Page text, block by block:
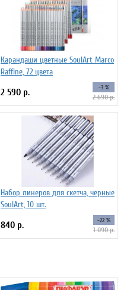
Карандаши цветные SoulArt Marco
Raffine, 72 цвета
2 590 р. -3 %
2 690 р.
Набор линеров для скетча, черные
SoulArt, 10 шт.
840 р. -22 %
1 090 р.